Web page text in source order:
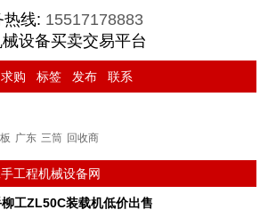
热线: 15517178883
设备买卖交易平台
求购 标签 发布 联系
广东 三筒 回收商
手工程机械设备网
工ZL50C装载机低价出售